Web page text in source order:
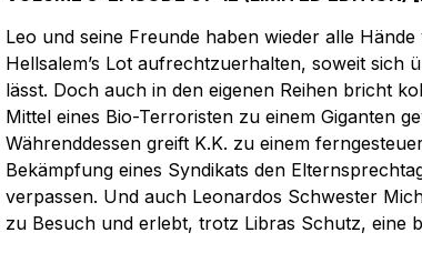
Leo und seine Freunde haben wieder alle
Hellsalem’s Lot aufrechtzuerhalten, soweit sich
lässt. Doch auch in den eigenen Reihen bricht
Mittel eines Bio-Terroristen zu einem Giganten
Währenddessen greift K.K. zu einem
Bekämpfung eines Syndikats den
verpassen. Und auch Leonardos Schwester
zu Besuch und erlebt, trotz Libras Schutz, eine